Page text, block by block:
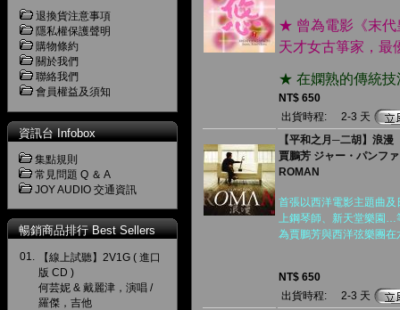
退換貨注意事項
隱私權保護聲明
購物條約
關於我們
聯絡我們
會員權益及須知
資訊台 Infobox
集點規則
常見問題 Q ＆ A
JOY AUDIO 交通資訊
暢銷商品排行 Best Sellers
01.
【線上試聽】2V1G ( 進口
版 CD )
何芸妮 & 戴麗津，演唱 /
羅傑，吉他
★ 曾為電影《末代
天才女古箏家，最
★ 在嫻熟的傳統技
NT$ 650
出貨時程:
2-3 天
【平和之月─二胡】浪漫
賈鵬芳 ジャー・パンフ
ROMAN
首張以西洋電影主題曲
上鋼琴師、新天堂樂園
為賈鵬芳與西洋弦樂團
NT$ 650
出貨時程:
2-3 天